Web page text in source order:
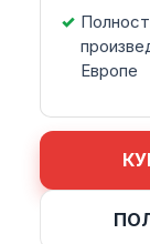
Европе